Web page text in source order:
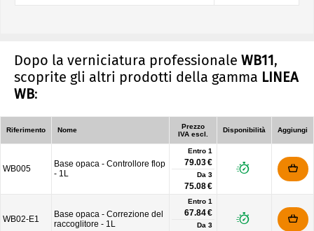
Dopo la verniciatura professionale WB11,
scoprite gli altri prodotti della gamma LINEA
WB:
Riferimento Nome
Prezzo
IVA escl.
Disponibilità Aggiungi
WB005
Base opaca - Controllore flop
- 1L
Entro 1
79.03 €
Da 3
75.08 €
WB02-E1
Base opaca - Correzione del
raccoglitore - 1L
Entro 1
67.84 €
Da 3